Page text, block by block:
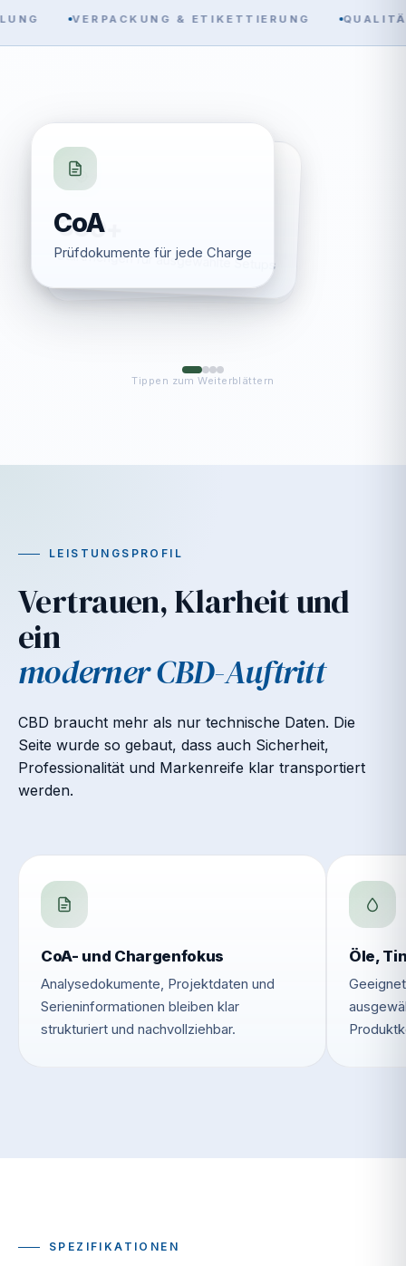
VERPACKUNG & ETIKETTIERUNG
CoA
300+
Startmengen für ausgewählte Setups
4
Kernformate von Pipette bis Kapsel
EU
Prozessorientierter Regulierungsfokus
Tippen zum Weiterblättern
LEISTUNGSPROFIL
Vertrauen, Klarheit und
ein
moderner CBD-Auftritt
CBD braucht mehr als nur technische Daten. Die
Seite wurde so gebaut, dass auch Sicherheit,
Professionalität und Markenreife klar transportiert
werden.
CoA- und Chargenfokus
Analysedokumente, Projektdaten und
Serieninformationen bleiben klar
strukturiert und nachvollziehbar.
Öle,
SPEZIFIKATIONEN